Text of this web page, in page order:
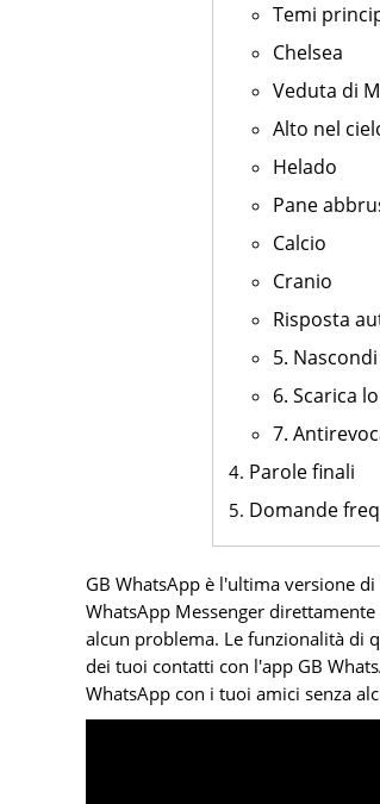
Temi
Chelsea
Veduta di
Alto nel
Helado
Pane
Calcio
Cranio
Risposta
5.
6. Scarica
7.
Parole finali
Domande
GB WhatsApp è l'ultima versione
WhatsApp Messenger
alcun problema. Le funzionalità di
dei tuoi contatti con l'app GB
WhatsApp con i tuoi amici senza